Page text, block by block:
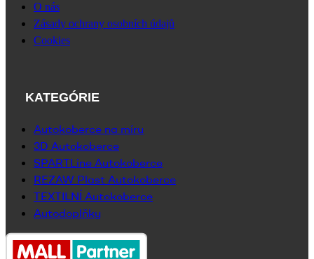
O nás
Zásady ochrany osobních údajů
Cookies
KATEGÓRIE
Autokoberce na míru
3D Autokoberce
SPARTLine Autokoberce
REZAW Plast Autokoberce
TEXTILNÍ Autokoberce
Autodoplňky